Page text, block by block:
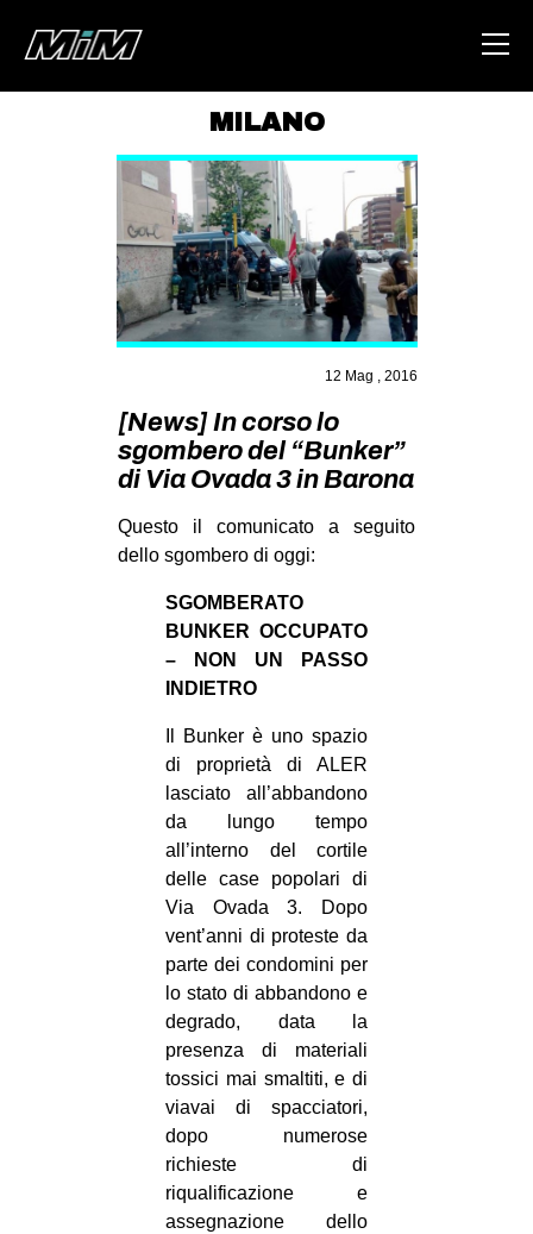
ABOUT
AREA
DEGENERAZIONE
GAZA FREESTYLE
CSOA LAMBRETTA
MSM
STUDENTI TSUNAMI
MILANO
SPAZI
SPORT POPOLARE
AMBIENTE
ANTIFASCISMO
DIRITTO ALL’ABITARE
GENERI
MIGRAZIONI
PRECARIATO
REPRESSIONE
STUDENTI
CULTURE
ARTE
CINEMA
MANIFESTI
MILANO
12 Mag , 2016
[News] In corso lo
sgombero del “Bunker”
di Via Ovada 3 in Barona
Questo il comunicato a seguito
dello sgombero di oggi:
SGOMBERATO
BUNKER OCCUPATO
– NON UN PASSO
INDIETRO
Il Bunker è uno spazio
di proprietà di ALER
lasciato all’abbandono
da lungo tempo
all’interno del cortile
delle case popolari di
Via Ovada 3. Dopo
vent’anni di proteste da
parte dei condomini per
lo stato di abbandono e
degrado, data la
presenza di materiali
tossici mai smaltiti, e di
viavai di spacciatori,
dopo numerose
richieste di
riqualificazione e
assegnazione dello